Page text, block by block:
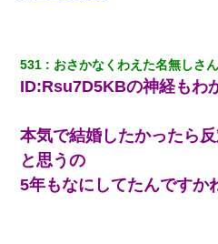
子供の頃、母の弟にイタズラされ
ってしまった。拒絶したら「全部
同じマンションに住んでる女性が
ている事に気づいた俺「忍びこん
531 おさかなくわえた名無しさん
ID:Rsu7D5KBの神経もわ
本気で結婚したかったら
と思うの
5年もなにしてたんですか